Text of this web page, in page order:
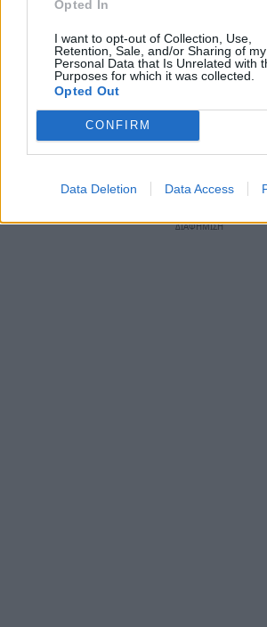
Opted In
I want to opt-out of Collection, Use,
Retention, Sale, and/or Sharing of my
Personal Data that Is Unrelated with
Purposes for which it was collected.
Opted Out
CONFIRM
Data Deletion Data Access
Φώτο:Τάκης Κούρος